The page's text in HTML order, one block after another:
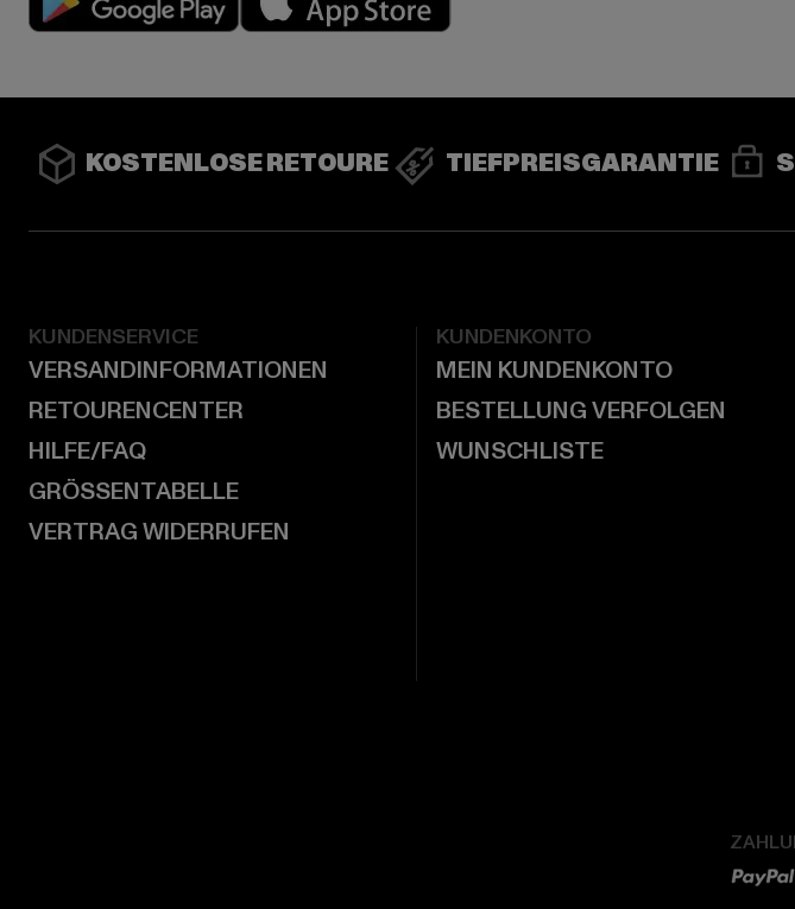
KOSTENLOSE RETOURE TIEFPREISGARANTIE
KUNDENSERVICE
VERSANDINFORMATIONEN
RETOURENCENTER
HILFE/FAQ
GRÖSSENTABELLE
VERTRAG WIDERRUFEN
KUNDENKONTO
MEIN KUNDENKONTO
BESTELLUNG VERFOLGEN
WUNSCHLISTE